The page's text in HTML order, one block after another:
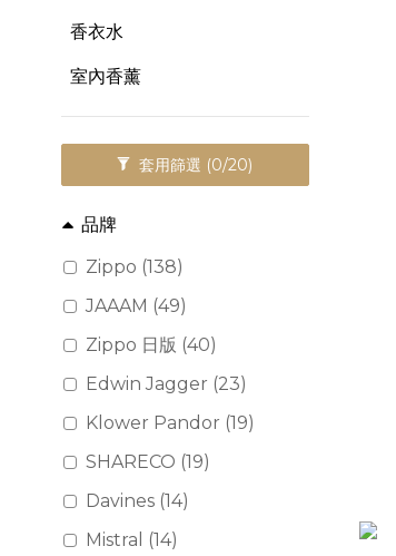
香衣水
室內香薰
套用篩選 (0/20)
品牌
Zippo (138)
JAAAM (49)
Zippo 日版 (40)
Edwin Jagger (23)
Klower Pandor (19)
SHARECO (19)
Davines (14)
Mistral (14)